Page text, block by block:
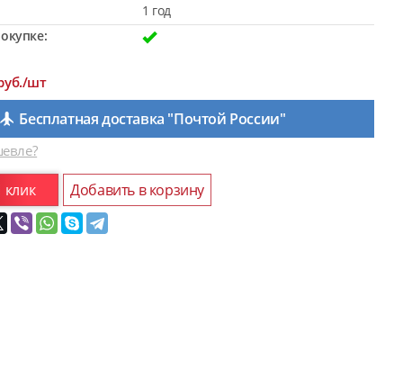
1 год
шт
Бесплатная доставка "Почтой России"
клик Добавить в корзину